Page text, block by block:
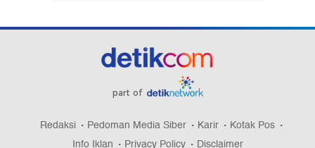
part of
Redaksi Pedoman Media Siber Karir
Kotak Pos
Info Iklan
Privacy Policy Disclaimer